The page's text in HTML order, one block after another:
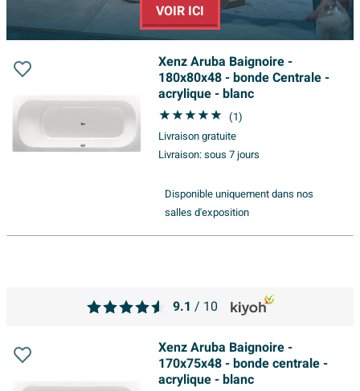
Xenz Aruba Baignoire -
180x80x48 - bonde Centrale -
acrylique - blanc
(1)
Livraison gratuite
Livraison:sous 7 jours
Disponible uniquement dans nos
salles d'exposition
Xenz Aruba Baignoire -
170x75x48 - bonde centrale -
acrylique - blanc
VOIR ICI
9.1 / 10